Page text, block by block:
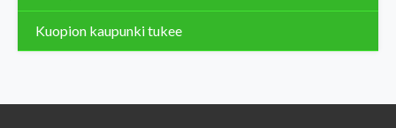
Kuopion kaupunki tukee